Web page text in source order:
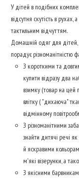
У дітей в подібних
відсутня скутість в
тактильним відчуттям.
Домашній одяг для дітей,
порадує різноманітністю
З короткими та
купити відразу два
взимку (товар на цей
влітку ( "дихаюча"
відмінному
З різноманітними
знайти дитячі речі
й яскравими
м'які візерунки, а
З якісними